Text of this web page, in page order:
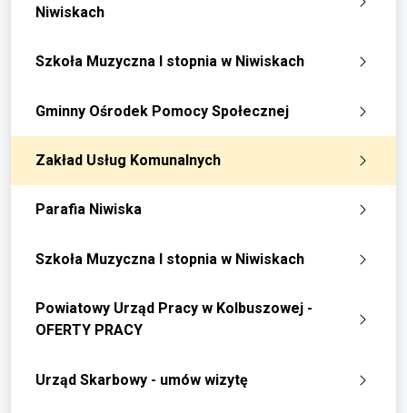
Niwiskach
Szkoła Muzyczna I stopnia w Niwiskach
Gminny Ośrodek Pomocy Społecznej
Zakład Usług Komunalnych
Parafia Niwiska
Szkoła Muzyczna I stopnia w Niwiskach
Powiatowy Urząd Pracy w Kolbuszowej -
OFERTY PRACY
Urząd Skarbowy - umów wizytę